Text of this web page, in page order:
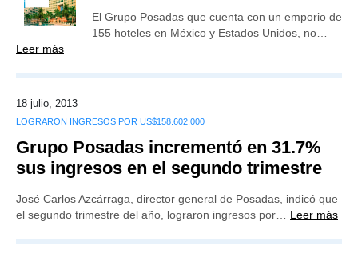
El Grupo Posadas que cuenta con un emporio de
155 hoteles en México y Estados Unidos, no…
Leer más
18 julio, 2013
LOGRARON INGRESOS POR US$158.602.000
Grupo Posadas incrementó en 31.7%
sus ingresos en el segundo trimestre
José Carlos Azcárraga, director general de Posadas, indicó que
el segundo trimestre del año, lograron ingresos por… Leer más